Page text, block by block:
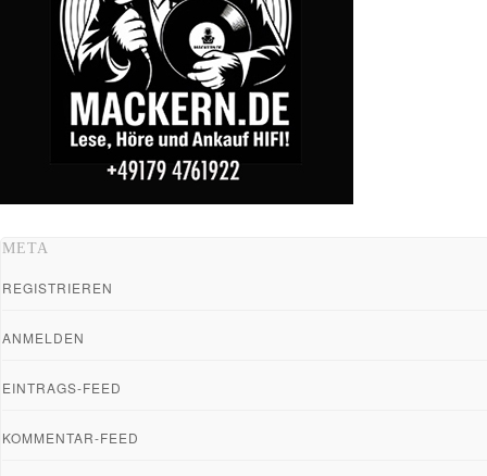
META
REGISTRIEREN
ANMELDEN
EINTRAGS-FEED
KOMMENTAR-FEED